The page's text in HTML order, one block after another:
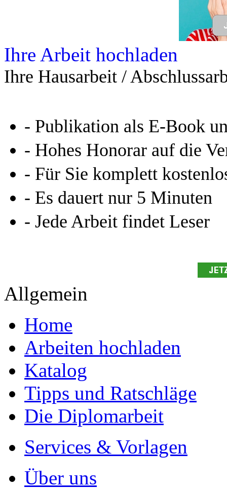
Online-Magazin von
neugierig - aktuell -
Entdecken Sie hilfreiche
Studium!
Ihre Hausarbeit /
- Publikation als E-Book
- Hohes Honorar auf die
- Für Sie komplett
- Es dauert nur 5 Minuten
- Jede Arbeit findet Leser
Allgemein